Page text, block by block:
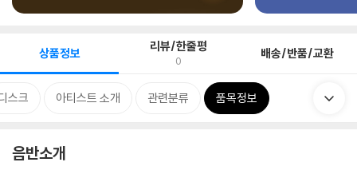
상품정보 리뷰/한줄평
0 배송/반품/교환
스크 아티스트 소개 관련분류 품목정보
음반소개